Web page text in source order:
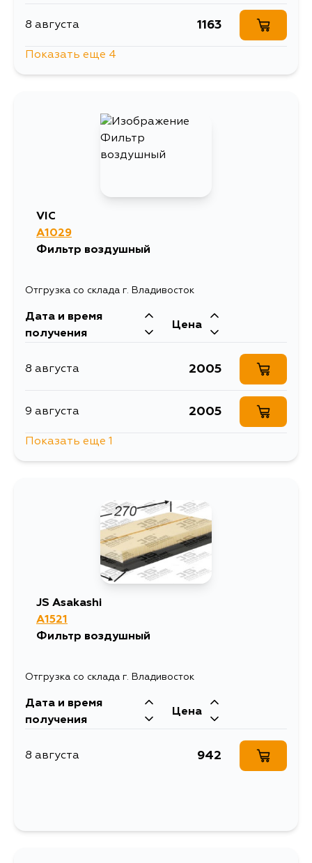
8 августа 1163
1215
Показать еще 4
VIC
A1029
Фильтр воздушный
Отгрузка со склада г. Владивосток
Дата и время
получения
Цена
8 августа 2005
9 августа 2005
Показать еще 1
JS Asakashi
A1521
Фильтр воздушный
Отгрузка со склада г. Владивосток
Дата и время
получения
Цена
8 августа 942